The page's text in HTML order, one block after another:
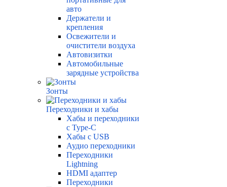
авто
Держатели и
крепления
Освежители и
очистители воздуха
Автовизитки
Автомобильные
зарядные устройства
Зонты
Переходники и хабы
Хабы и переходники
с Type-C
Хабы с USB
Аудио переходники
Переходники
Lightning
HDMI адаптер
Переходники